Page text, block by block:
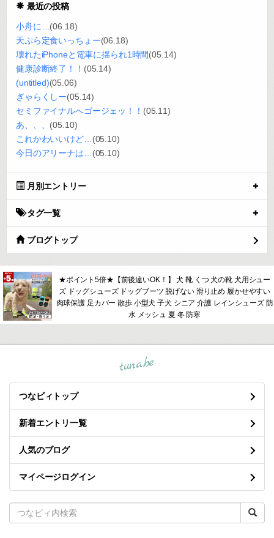
最近の投稿
小舟に… (06.18)
天ぷら定食いっちょー(06.18)
壊れたiPhoneと電車に揺られ1時間(05.14)
健康診断終了！！ (05.14)
(untitled)(05.06)
ぎゃらくしー(05.14)
セミファイナルへゴージェッ！！ (05.11)
あ、、、 (05.10)
これかわいいけど… (05.10)
今日のアリーナは… (05.10)
月別エントリー
タグ一覧
ブログトップ
★ポイント5倍★【前後違いOK！】 犬 靴 くつ 犬の靴 犬用シュー
ズ ドッグシューズ ドッグブーツ 脱げない 滑り止め 履かせやすい
肉球保護 足カバー 散歩 小型犬 子犬 シニア 介護 レインシューズ 防
水 メッシュ 夏 冬 防寒
tuna.be
つなビィトップ
新着エントリ一覧
人気のブログ
マイページログイン